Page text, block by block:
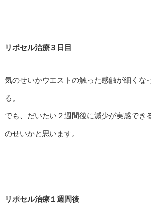
リポセル治療３日目
気のせいかウエストの触った感触が細くな
る。
でも、だいたい２週間後に減少が実感でき
のせいかと思います。
リポセル治療１週間後